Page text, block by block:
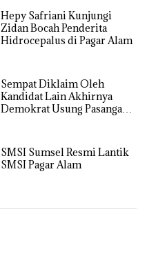
Hepy Safriani Kunjungi
Zidan Bocah Penderita
Hidrocepalus di Pagar Alam
Sempat Diklaim Oleh
Kandidat Lain Akhirnya
Demokrat Usung Pasangan
SMSI Sumsel Resmi Lantik
SMSI Pagar Alam